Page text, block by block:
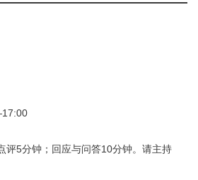
评5分钟；回应与问答10分钟。请主持